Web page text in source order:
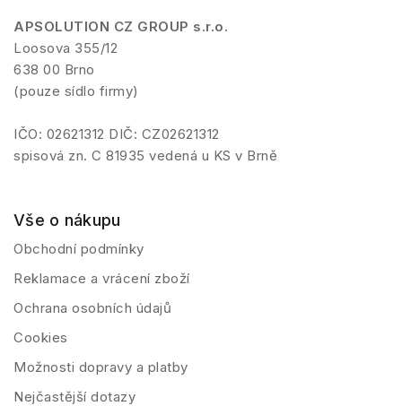
APSOLUTION CZ GROUP s.r.o.
Loosova 355/12
638 00 Brno
(pouze sídlo firmy)
IČO: 02621312 DIČ: CZ02621312
spisová zn. C 81935 vedená u KS v Brně
Vše o nákupu
Obchodní podmínky
Reklamace a vrácení zboží
Ochrana osobních údajů
Cookies
Možnosti dopravy a platby
Nejčastější dotazy